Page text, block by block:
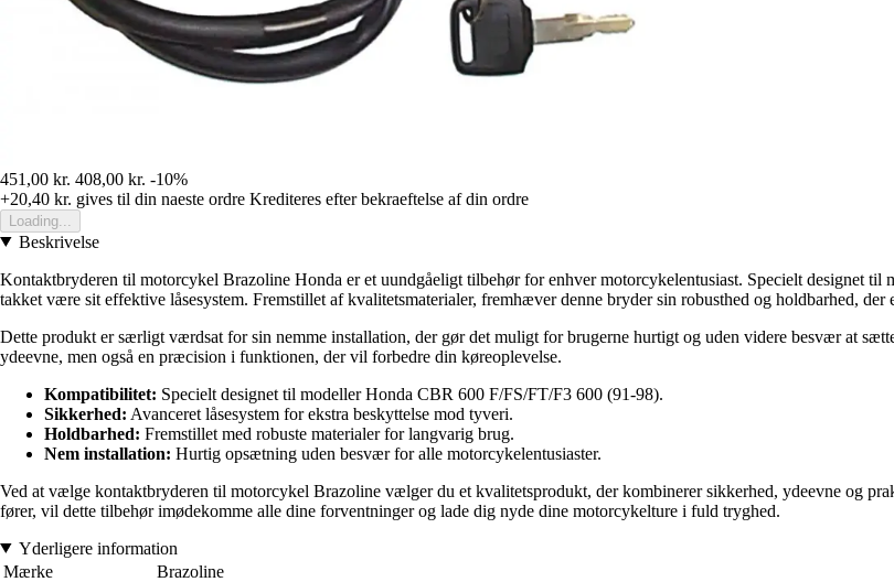
451,00 kr. 408,00 kr. -10%
+20,40 kr. gives til din naeste ordre Krediteres efter bekraeftelse af din ordre
Loading...
Beskrivelse
Kontaktbryderen til motorcykel Brazoline Honda er et uundgåeligt tilbehør for enhver motorcykelentusiast. Specielt designet
takket være sit effektive låsesystem. Fremstillet af kvalitetsmaterialer, fremhæver denne bryder sin robusthed og holdbarhed,
Dette produkt er særligt værdsat for sin nemme installation, der gør det muligt for brugerne hurtigt og uden videre besvær at
ydeevne, men også en præcision i funktionen, der vil forbedre din køreoplevelse.
Kompatibilitet: Specielt designet til modeller Honda CBR 600 F/FS/FT/F3 600 (91-98).
Sikkerhed: Avanceret låsesystem for ekstra beskyttelse mod tyveri.
Holdbarhed: Fremstillet med robuste materialer for langvarig brug.
Nem installation: Hurtig opsætning uden besvær for alle motorcykelentusiaster.
Ved at vælge kontaktbryderen til motorcykel Brazoline vælger du et kvalitetsprodukt, der kombinerer sikkerhed, ydeevne og
fører, vil dette tilbehør imødekomme alle dine forventninger og lade dig nyde dine motorcykelture i fuld tryghed.
Yderligere information
Mærke
Brazoline